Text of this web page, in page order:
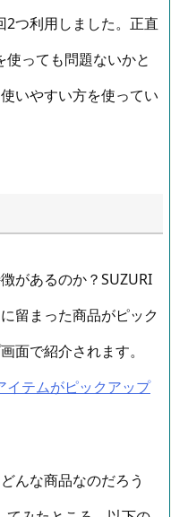
つ利用しました。正直
っても問題ないかと
いやすい方を使ってい
があるのか？SUZURI
留まった商品がピック
面で紹介されます。
イテムがピックアップ
んな商品なのだろう